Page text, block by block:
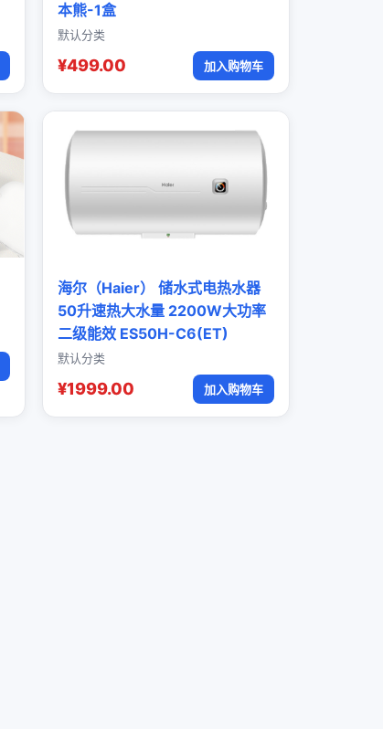
本熊-1盒
默认分类
¥499.00 加入购物车
海尔（Haier） 储水式电热水器
50升速热大水量 2200W大功率
二级能效 ES50H-C6(ET)
默认分类
¥1999.00 加入购物车